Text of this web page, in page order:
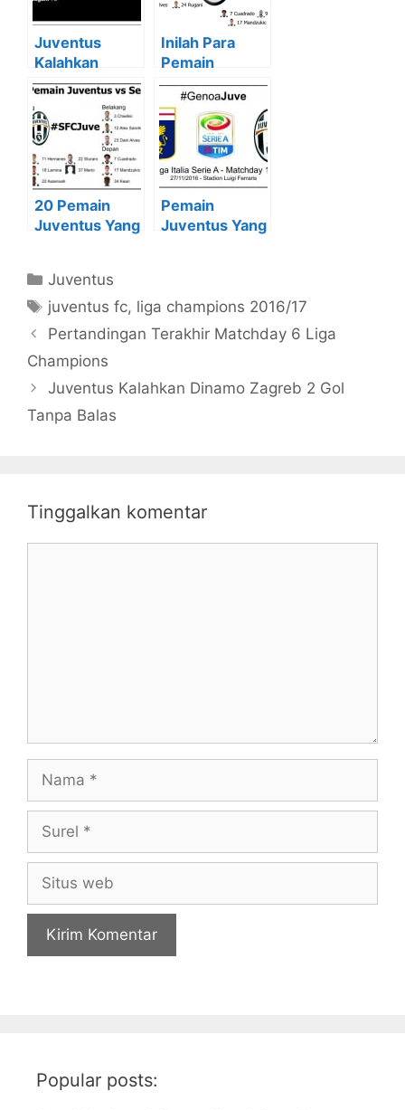
Juventus
Kalahkan
Dinamo
Zagreb 2 Gol
Tanpa Balas
Inilah Para
Pemain
Juventus
Melawan Lyon
20 Pemain
Juventus Yang
Sevilla
Pemain
Juventus Yang
Kategori
Juventus
Tag
juventus fc, liga champions 2016/17
Pertandingan Terakhir Matchday 6 Liga
Champions
Juventus Kalahkan Dinamo Zagreb 2 Gol
Tanpa Balas
Tinggalkan komentar
web
Popular posts: